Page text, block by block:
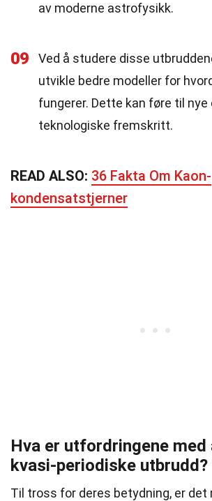
av moderne astrofysikk.
09
Ved å studere disse
utvikle bedre modeller for
fungerer. Dette kan føre til nye
teknologiske fremskritt.
READ ALSO: 36 Fakta Om Kaon-
kondensatstjerner
Hva er utfordringene med
kvasi-periodiske utbrudd?
Til tross for deres betydning, er det